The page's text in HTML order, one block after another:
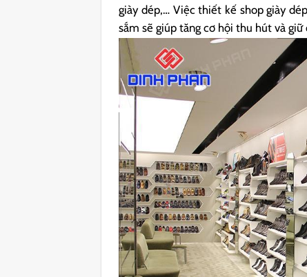
giày dép,… Việc thiết kế shop giày
sắm sẽ giúp tăng cơ hội thu hút và giữ